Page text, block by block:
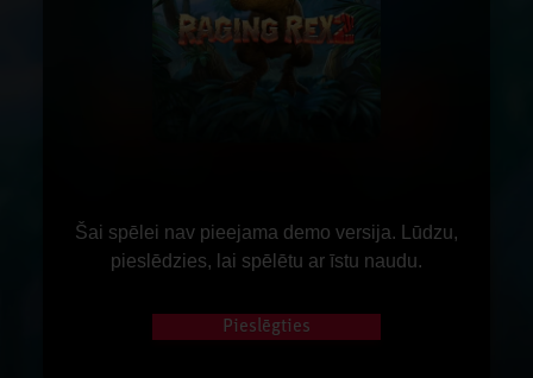
Šai spēlei nav pieejama demo versija. Lūdzu,
pieslēdzies, lai spēlētu ar īstu naudu.
Pieslēgties